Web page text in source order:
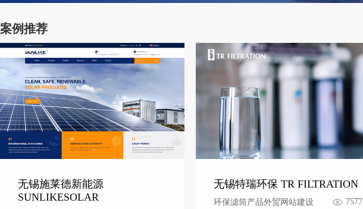
案例推荐
无锡施莱德新能源
SUNLIKESOLAR
无锡特瑞环保 TR FILTRATION
环保滤筒产品外贸网站建设 7577